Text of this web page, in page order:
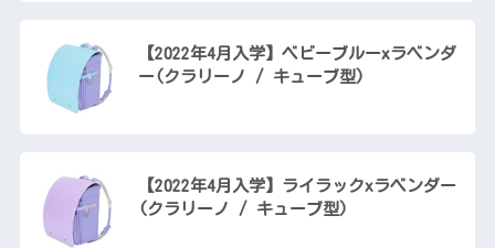
【2022年4月入学】ベビーブルーxラベンダ
ー(クラリーノ / キューブ型)
【2022年4月入学】ライラックxラベンダー
(クラリーノ / キューブ型)